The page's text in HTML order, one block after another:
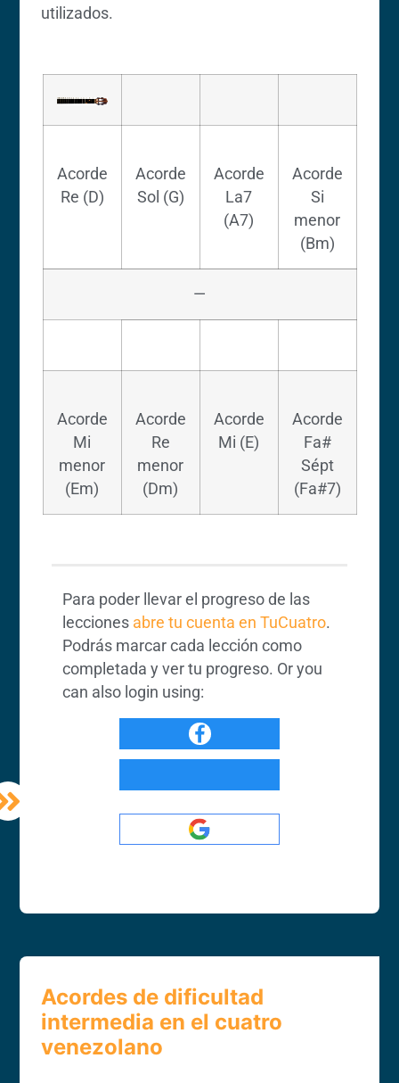
utilizados.
Acorde
Re (D)
Acorde
Sol (G)
Acorde
La7
(A7)
Acorde
Si
menor
(Bm)
—
Acorde
Mi
menor
(Em)
Acorde
Re
menor
(Dm)
Acorde
Mi (E)
Acorde
Fa#
Sépt
(Fa#7)
Para poder llevar el progreso de las
lecciones abre tu cuenta en TuCuatro.
Podrás marcar cada lección como
completada y ver tu progreso. Or you
can also login using:
Acordes de dificultad
intermedia en el cuatro
venezolano